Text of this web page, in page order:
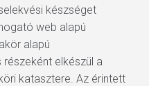
készséget
web alapú
alapú
elkészül a
katasztere. Az érintett